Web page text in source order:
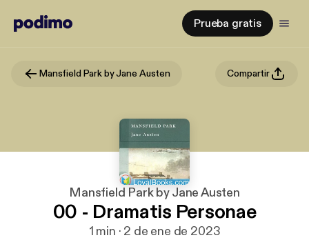
Prueba gratis
Mansfield Park by Jane Austen Compartir
Mansfield Park by Jane Austen
00 - Dramatis Personae
1 min · 2 de ene de 2023